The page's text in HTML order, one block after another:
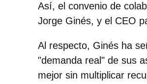
Así, el convenio de
Jorge Ginés, y el CEO
Al respecto, Ginés ha
"demanda real" de sus
mejor sin multiplicar